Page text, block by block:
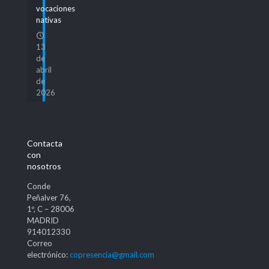
vocaciones
nativas
13
de
abril
de
2026
Contacta
con
nosotros
Conde
Peñalver 76,
1º, C – 28006
MADRID
914012330
Correo
electrónico:copresencia@gmail.com